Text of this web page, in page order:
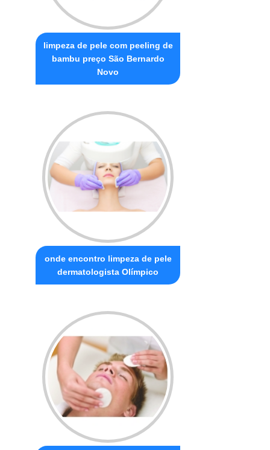
limpeza de pele com peeling de
bambu preço São Bernardo
Novo
onde encontro limpeza de pele
dermatologista Olímpico